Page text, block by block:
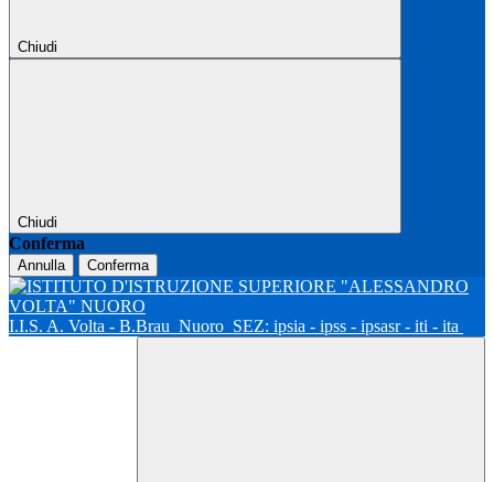
Chiudi
Chiudi
Conferma
Annulla Conferma
I.I.S. A. Volta - B.Brau Nuoro SEZ: ipsia - ipss - ipsasr - iti - ita